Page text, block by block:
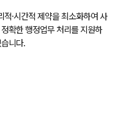
·시간적 제약을 최소화하여 사
확한 행정업무 처리를 지원하
니다.